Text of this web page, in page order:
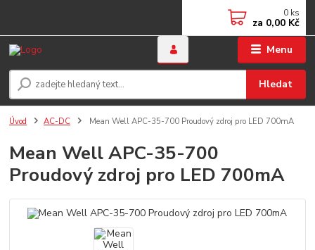
Menu
Hledat
0 ks
za 0,00 Kč
Úvod AC-DC Mean Well APC-35-700 Proudový zdroj pro LED 700mA
Mean Well APC-35-700
Proudový zdroj pro LED 700mA